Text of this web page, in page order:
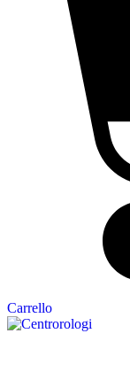
Carrello